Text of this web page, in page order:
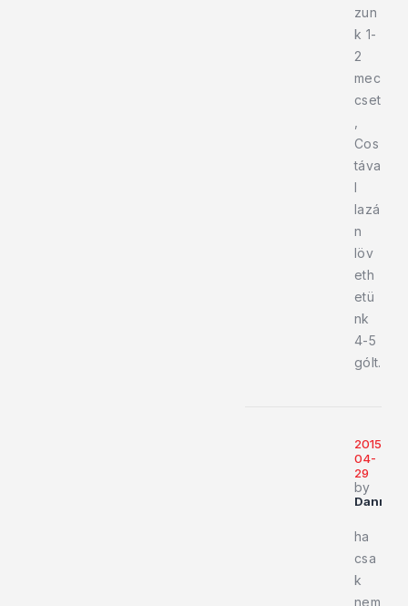
zun
k 1-
2
mec
cset
Cos
táva
l
lazá
n
löv
eth
etü
nk
4-5
gólt.
2015-
04-
29
by
ha
csa
k
nem